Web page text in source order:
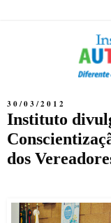
30/03/2012
Instituto
dos